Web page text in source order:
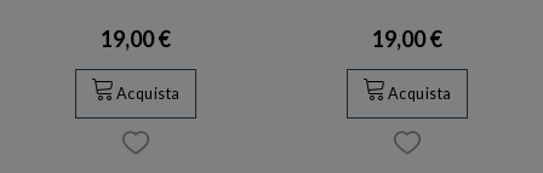
19,00 €
Acquista
19,00 €
Acquista